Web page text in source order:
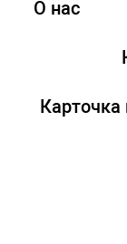
О нас
Карточка